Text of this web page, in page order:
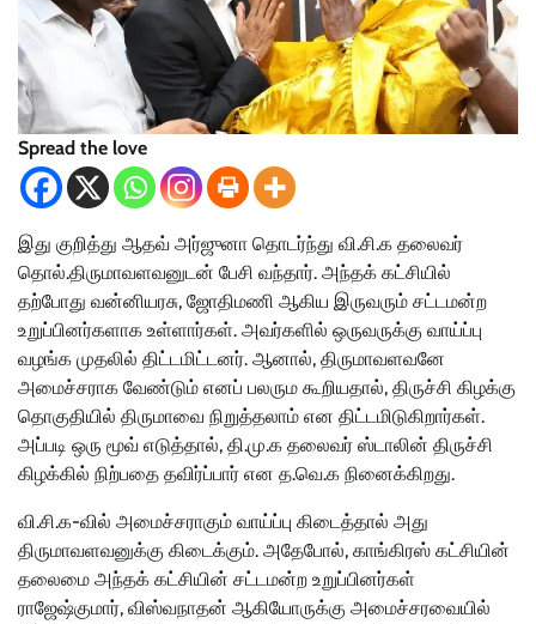
Spread the love
இது குறித்து ஆதவ் அர்ஜுனா தொடர்ந்து வி.சி.க தலைவர்
தொல்.திருமாவளவனுடன் பேசி வந்தார். அந்தக் கட்சியில்
தற்போது வன்னியரசு, ஜோதிமணி ஆகிய இருவரும் சட்டமன்ற
உறுப்பினர்களாக உள்ளார்கள். அவர்களில் ஒருவருக்கு வாய்ப்பு
வழங்க முதலில் திட்டமிட்டனர். ஆனால், திருமாவளவனே
அமைச்சராக வேண்டும் எனப் பலரும கூறியதால், திருச்சி கிழக்கு
தொகுதியில் திருமாவை நிறுத்தலாம் என திட்டமிடுகிறார்கள்.
அப்படி ஒரு மூவ் எடுத்தால், தி.மு.க தலைவர் ஸ்டாலின் திருச்சி
கிழக்கில் நிற்பதை தவிர்ப்பார் என த.வெ.க நினைக்கிறது.
வி.சி.க-வில் அமைச்சராகும் வாய்ப்பு கிடைத்தால் அது
திருமாவளவனுக்கு கிடைக்கும். அதேபோல், காங்கிரஸ் கட்சியின்
தலைமை அந்தக் கட்சியின் சட்டமன்ற உறுப்பினர்கள்
ராஜேஷ்குமார், விஸ்வநாதன் ஆகியோருக்கு அமைச்சரவையில்